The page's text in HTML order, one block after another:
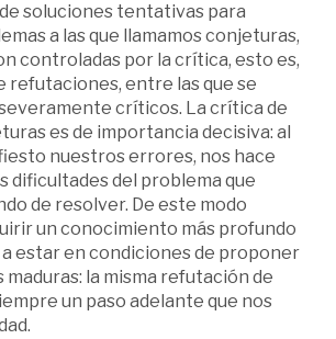
soluciones tentativas para
a las que llamamos conjeturas,
controladas por la crítica, esto es,
refutaciones, entre las que se
críticos. La crítica de
es de importancia decisiva: al
nuestros errores, nos hace
dificultades del problema que
de resolver. De este modo
un conocimiento más profundo
estar en condiciones de proponer
maduras: la misma refutación de
un paso adelante que nos